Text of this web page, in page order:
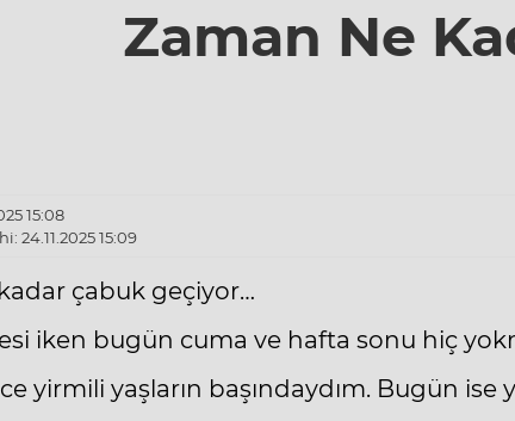
Zaman Ne
15:08
24.11.2025 15:09
çabuk geçiyor…
iken bugün cuma ve hafta sonu hiç
yirmili yaşların başındaydım. Bugün ise